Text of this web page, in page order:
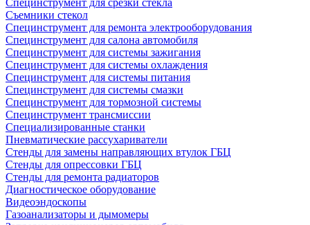
Специнструмент для срезки стекла
Съемники стекол
Специнструмент для ремонта электрооборудования
Специнструмент для салона автомобиля
Специнструмент для системы зажигания
Специнструмент для системы охлаждения
Специнструмент для системы питания
Специнструмент для системы смазки
Специнструмент для тормозной системы
Специнструмент трансмиссии
Специализированные станки
Пневматические рассухариватели
Стенды для замены направляющих втулок ГБЦ
Стенды для опрессовки ГБЦ
Стенды для ремонта радиаторов
Диагностическое оборудование
Видеоэндоскопы
Газоанализаторы и дымомеры